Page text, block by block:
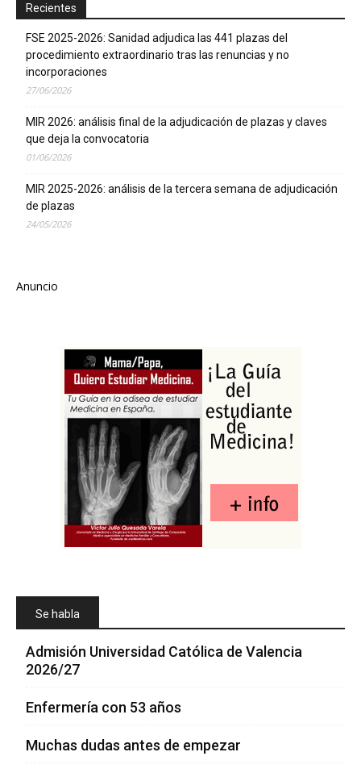
Recientes
FSE 2025-2026: Sanidad adjudica las 441 plazas del
procedimiento extraordinario tras las renuncias y no
incorporaciones
27/06/2026
MIR 2026: análisis final de la adjudicación de plazas y claves
que deja la convocatoria
01/06/2026
MIR 2025-2026: análisis de la tercera semana de adjudicación
de plazas
24/05/2026
Anuncio
Se habla
Admisión Universidad Católica de Valencia
2026/27
Enfermería con 53 años
Muchas dudas antes de empezar